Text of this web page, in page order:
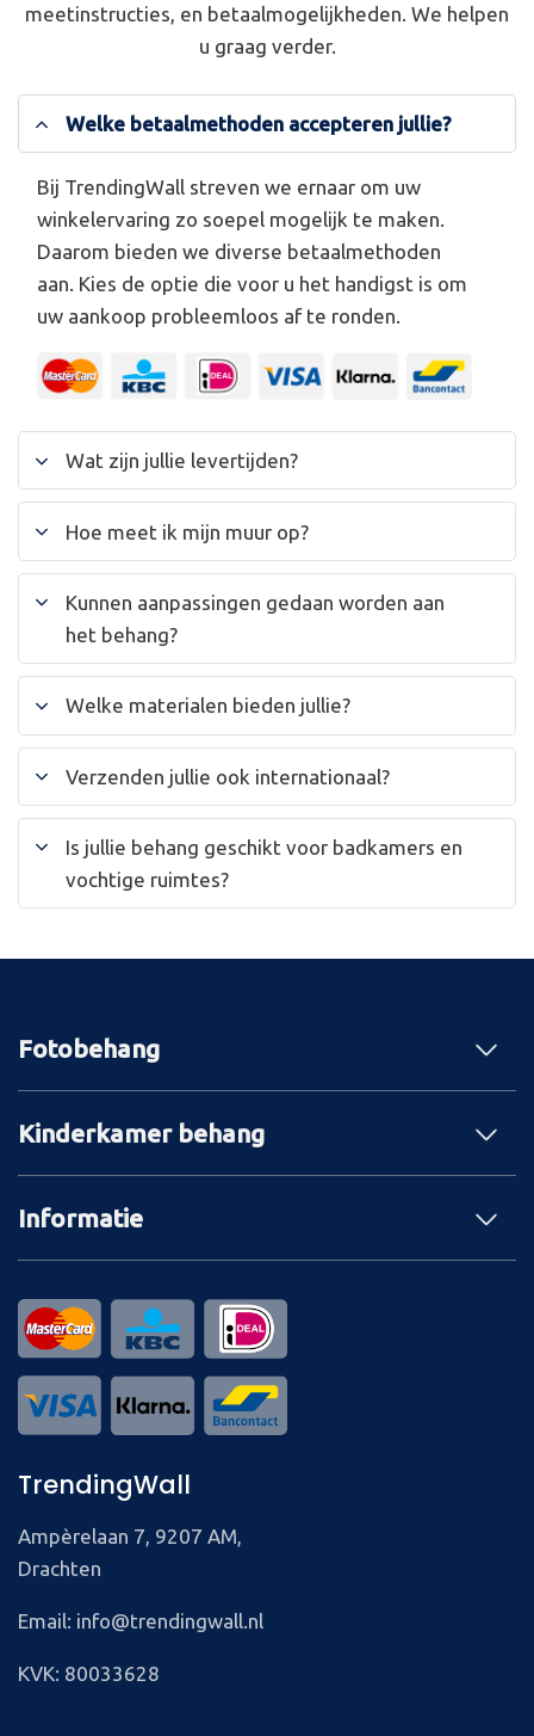
meetinstructies, en betaalmogelijkheden. We helpen
u graag verder.
Welke betaalmethoden accepteren jullie?
Bij TrendingWall streven we ernaar om uw
winkelervaring zo soepel mogelijk te maken.
Daarom bieden we diverse betaalmethoden
aan. Kies de optie die voor u het handigst is om
uw aankoop probleemloos af te ronden.
Wat zijn jullie levertijden?
Hoe meet ik mijn muur op?
Kunnen aanpassingen gedaan worden aan
het behang?
Welke materialen bieden jullie?
Verzenden jullie ook internationaal?
Is jullie behang geschikt voor badkamers en
vochtige ruimtes?
Fotobehang
Kinderkamer behang
Informatie
TrendingWall
Ampèrelaan 7, 9207 AM,
Drachten
Email: info@trendingwall.nl
KVK: 80033628